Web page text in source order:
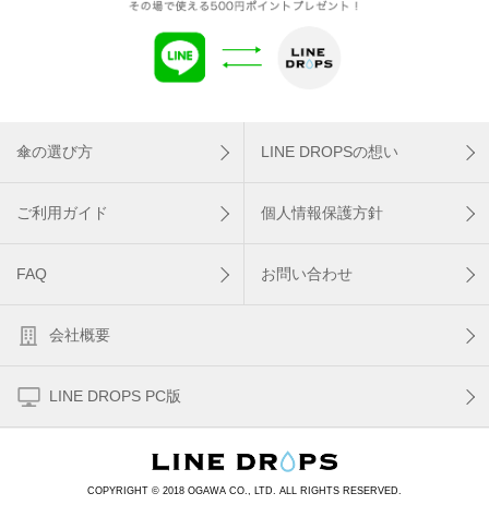
傘の選び方 LINE DROPSの想い
ご利用ガイド 個人情報保護方針
FAQ お問い合わせ
会社概要
LINE DROPS PC版
COPYRIGHT © 2018 OGAWA CO., LTD. ALL RIGHTS RESERVED.